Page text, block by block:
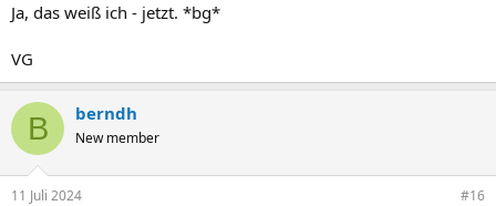
Ja, das weiß ich - jetzt. *bg*
VG
B berndh
New member
11 Juli 2024 #16